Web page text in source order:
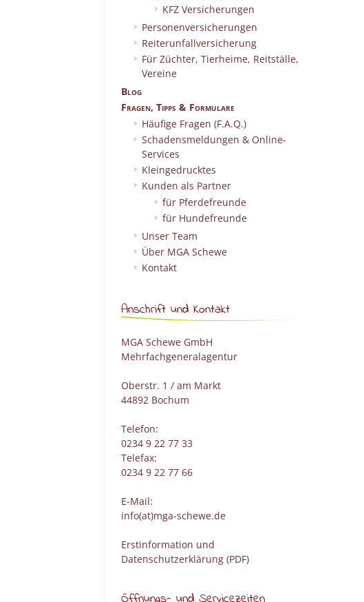
KFZ Versicherungen
Personenversicherungen
Reiterunfallversicherung
Für Züchter, Tierheime, Reitställe,
Vereine
Blog
Fragen, Tipps & Formulare
Häufige Fragen (F.A.Q.)
Schadensmeldungen & Online-
Services
Kleingedrucktes
Kunden als Partner
für Pferdefreunde
für Hundefreunde
Unser Team
Über MGA Schewe
Kontakt
Anschrift und Kontakt
MGA Schewe GmbH
Mehrfachgeneralagentur
Oberstr. 1 / am Markt
44892 Bochum
Telefon:
0234 9 22 77 33
Telefax:
0234 9 22 77 66
E-Mail:
info(at)mga-schewe.de
Erstinformation und
Datenschutzerklärung (PDF)